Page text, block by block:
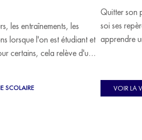
les entraînements, les
lorsque l'on est étudiant et
certains, cela relève d'un
d'Europe de Horse-
ses études avant de
SCOLAIRE
Quitter son
soi ses
apprendre
C'est
celle de
VOIR LA